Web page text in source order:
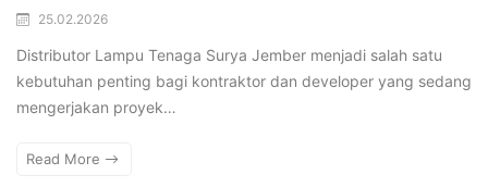
25.02.2026
Distributor Lampu Tenaga Surya Jember menjadi salah satu
kebutuhan penting bagi kontraktor dan developer yang sedang
mengerjakan proyek…
Read More